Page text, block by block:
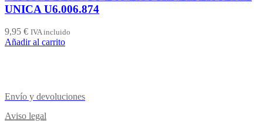
UNICA U6.006.874
9,95 € IVA incluido
Añadir al carrito
Envío y devoluciones
Aviso legal